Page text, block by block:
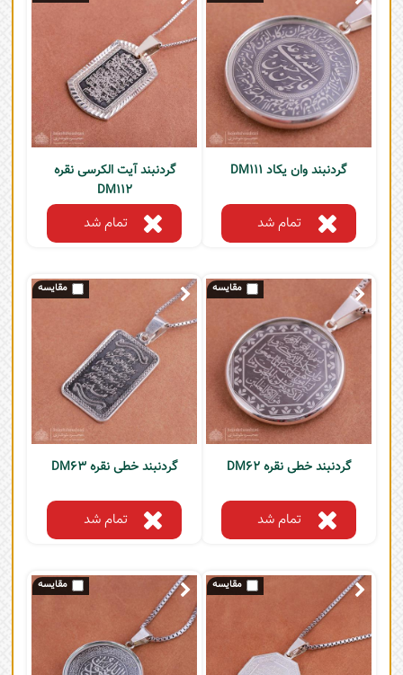
گردنبند وان یکاد DM111
تمام شد
گردنبند آیت الکرسی نقره
DM112
تمام شد
گردنبند خطی نقره DM62
تمام شد
گردنبند خطی نقره DM63
تمام شد